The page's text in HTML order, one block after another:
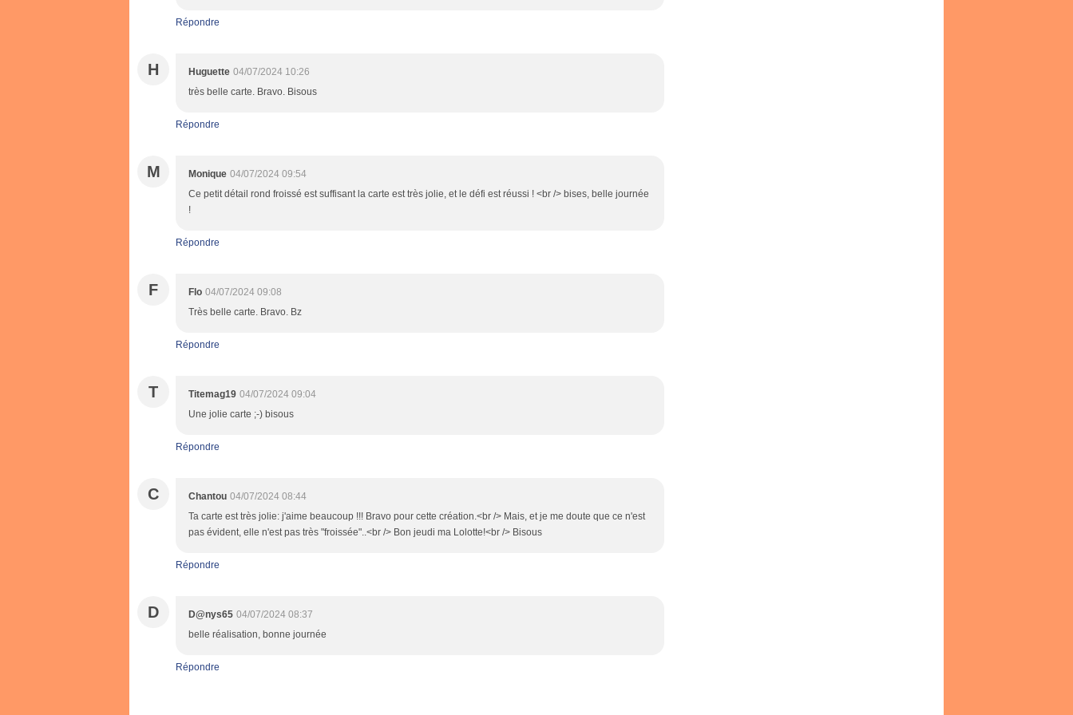
Répondre
H Huguette 04/07/2024 10:26
très belle carte. Bravo. Bisous
Répondre
M Monique 04/07/2024 09:54
Ce petit détail rond froissé est suffisant la carte est très jolie, et le défi est réussi ! <br /> bises, belle journée
!
Répondre
F Flo 04/07/2024 09:08
Très belle carte. Bravo. Bz
Répondre
T Titemag19 04/07/2024 09:04
Une jolie carte ;-) bisous
Répondre
C Chantou 04/07/2024 08:44
Ta carte est très jolie: j'aime beaucoup !!! Bravo pour cette création.<br /> Mais, et je me doute que ce n'est
pas évident, elle n'est pas très "froissée"..<br /> Bon jeudi ma Lolotte!<br /> Bisous
Répondre
D D@nys65 04/07/2024 08:37
belle réalisation, bonne journée
Répondre